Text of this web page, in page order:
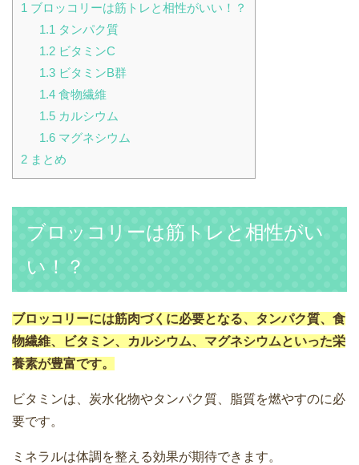
1 ブロッコリーは筋トレと相性がいい！？
1.1タンパク質
1.2ビタミンC
1.3ビタミンB群
1.4食物繊維
1.5カルシウム
1.6マグネシウム
2 まとめ
ブロッコリーは筋トレと相性がい
い！？
ブロッコリーには筋肉づくに必要となる、タンパク質、食
物繊維、ビタミン、カルシウム、マグネシウムといった栄
養素が豊富です。
ビタミンは、炭水化物やタンパク質、脂質を燃やすのに必
要です。
ミネラルは体調を整える効果が期待できます。